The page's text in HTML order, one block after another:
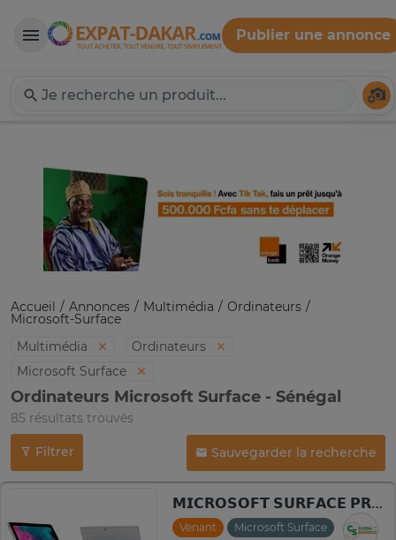
Expat-Dakar
Publier une annonce
Accueil Annonces Multimédia Ordinateurs
Microsoft-Surface
Multimédia
Ordinateurs
Microsoft Surface
Ordinateurs Microsoft Surface - Sénégal
85 résultats trouvés
Filtrer Sauvegarder la recherche
𝗠𝗜𝗖𝗥𝗢𝗦𝗢𝗙𝗧 𝗦𝗨𝗥𝗙𝗔𝗖𝗘 𝗣𝗥𝗢 𝟳 | 𝗜𝟱 | 𝟭𝟬 𝗚𝗘𝗡
Venant
Microsoft Surface